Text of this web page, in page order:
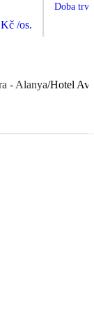
Kč /os.
Doba
- Alanya/Hotel